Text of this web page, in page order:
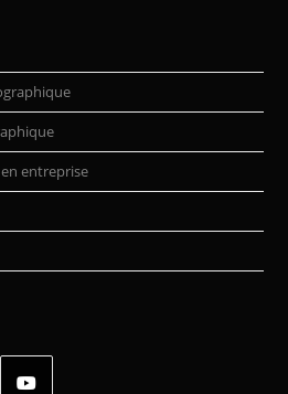
entreprise